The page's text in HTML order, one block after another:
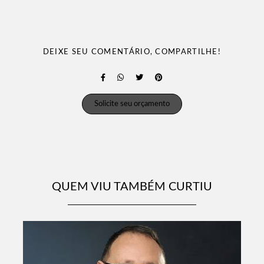
DEIXE SEU COMENTÁRIO, COMPARTILHE!
Solicite seu orçamento
QUEM VIU TAMBÉM CURTIU